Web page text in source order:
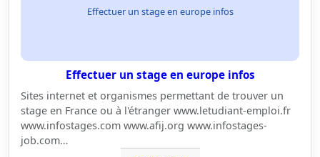
Effectuer un stage en europe infos
Effectuer un stage en europe infos
Sites internet et organismes permettant de trouver un
stage en France ou à l'étranger www.letudiant-emploi.fr
www.infostages.com www.afij.org www.infostages-
job.com…